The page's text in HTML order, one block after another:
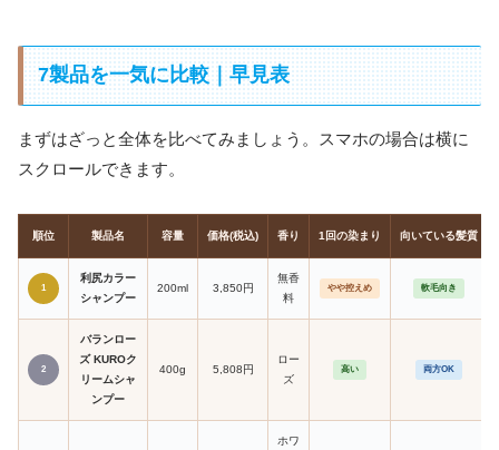
7製品を一気に比較｜早見表
まずはざっと全体を比べてみましょう。スマホの場合は横に
スクロールできます。
順位 製品名 容量 価格(税込) 香り 1回の染まり 向いている髪質
1
利尻カラー
シャンプー
200ml 3,850円
無香
料
やや控えめ 軟毛向き
2
バランロー
ズ KUROク
リームシャ
ンプー
400g 5,808円
ロー
ズ
高い 両方OK
ホワ